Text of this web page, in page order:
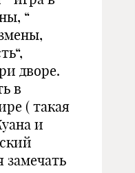
“
дворе.
в
( такая
и
замечать